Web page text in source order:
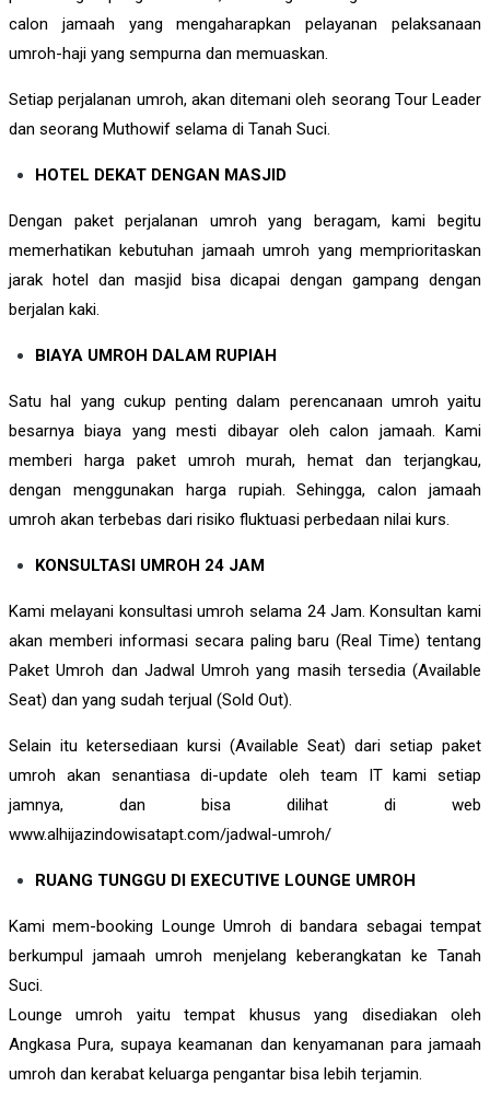
calon jamaah yang mengaharapkan pelayanan pelaksanaan
umroh-haji yang sempurna dan memuaskan.
Setiap perjalanan umroh, akan ditemani oleh seorang Tour Leader
dan seorang Muthowif selama di Tanah Suci.
HOTEL DEKAT DENGAN MASJID
Dengan paket perjalanan umroh yang beragam, kami begitu
memerhatikan kebutuhan jamaah umroh yang memprioritaskan
jarak hotel dan masjid bisa dicapai dengan gampang dengan
berjalan kaki.
BIAYA UMROH DALAM RUPIAH
Satu hal yang cukup penting dalam perencanaan umroh yaitu
besarnya biaya yang mesti dibayar oleh calon jamaah. Kami
memberi harga paket umroh murah, hemat dan terjangkau,
dengan menggunakan harga rupiah. Sehingga, calon jamaah
umroh akan terbebas dari risiko fluktuasi perbedaan nilai kurs.
KONSULTASI UMROH 24 JAM
Kami melayani konsultasi umroh selama 24 Jam. Konsultan kami
akan memberi informasi secara paling baru (Real Time) tentang
Paket Umroh dan Jadwal Umroh yang masih tersedia (Available
Seat) dan yang sudah terjual (Sold Out).
Selain itu ketersediaan kursi (Available Seat) dari setiap paket
umroh akan senantiasa di-update oleh team IT kami setiap
jamnya, dan bisa dilihat di web
www.alhijazindowisatapt.com/jadwal-umroh/
RUANG TUNGGU DI EXECUTIVE LOUNGE UMROH
Kami mem-booking Lounge Umroh di bandara sebagai tempat
berkumpul jamaah umroh menjelang keberangkatan ke Tanah
Suci.
Lounge umroh yaitu tempat khusus yang disediakan oleh
Angkasa Pura, supaya keamanan dan kenyamanan para jamaah
umroh dan kerabat keluarga pengantar bisa lebih terjamin.